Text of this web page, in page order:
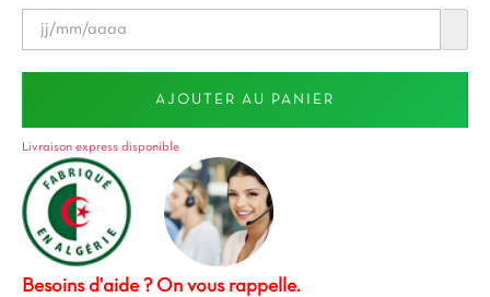
AJOUTER AU PANIER
Livraison express disponible
Besoins d'aide ? On vous rappelle.